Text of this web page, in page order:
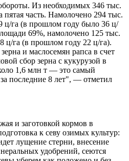
Из необходимых 346 тыс.
пятая часть. Намолочено 294 тыс.
ц/га (в прошлом году было 36 ц/
69%, намолочено 125 тыс.
ц/га (в прошлом году 22 ц/га).
и маслосемян рапса в счет
сбор зерна с кукурузой в
1,6 млн т — это самый
последние 8 лет", — отметил
и заготовкой кормов в
к севу озимых культур:
лущение стерни, внесение
удобрений, сеются